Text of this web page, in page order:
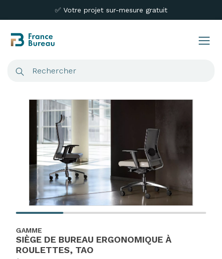
✅ Votre projet sur-mesure gratuit
GAMME
SIÈGE DE BUREAU ERGONOMIQUE À
ROULETTES, TAO